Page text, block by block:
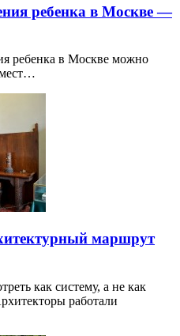
ребенка в Москве —
ребенка в Москве можно
маршрут
как систему, а не как
работали